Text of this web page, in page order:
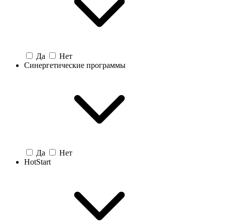
Да
Нет
Синергетические программы
Да
Нет
HotStart